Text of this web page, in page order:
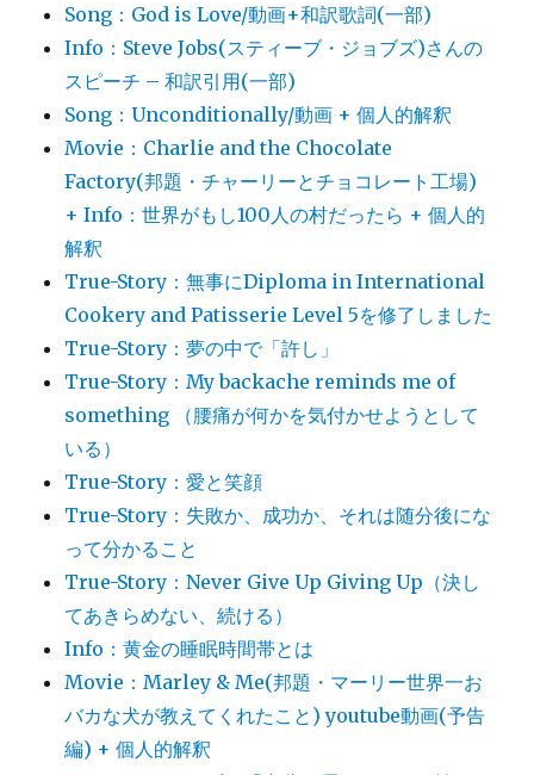
Song：God is Love/動画+和訳歌詞(一部)
Info：Steve Jobs(スティーブ・ジョブズ)さんの
スピーチ – 和訳引用(一部)
Song：Unconditionally/動画 + 個人的解釈
Movie：Charlie and the Chocolate
Factory(邦題・チャーリーとチョコレート工場)
+ Info：世界がもし100人の村だったら + 個人的
解釈
True-Story：無事にDiploma in International
Cookery and Patisserie Level 5を修了しました
True-Story：夢の中で「許し」
True-Story：My backache reminds me of
something （腰痛が何かを気付かせようとして
いる）
True-Story：愛と笑顔
True-Story：失敗か、成功か、それは随分後にな
って分かること
True-Story：Never Give Up Giving Up（決し
てあきらめない、続ける）
Info：黄金の睡眠時間帯とは
Movie：Marley & Me(邦題・マーリー世界一お
バカな犬が教えてくれたこと) youtube動画(予告
編) + 個人的解釈